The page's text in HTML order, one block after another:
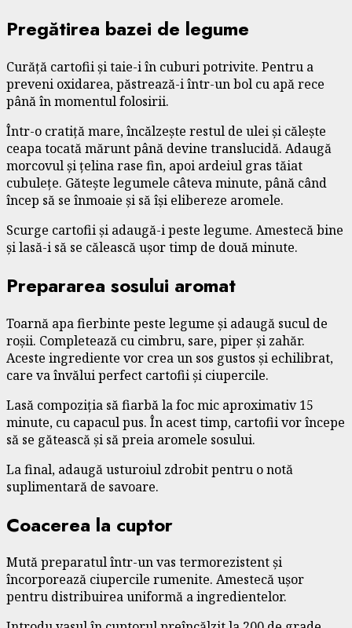
Pregătirea bazei de legume
Curăță cartofii și taie-i în cuburi potrivite. Pentru a
preveni oxidarea, păstrează-i într-un bol cu apă rece
până în momentul folosirii.
Într-o cratiță mare, încălzește restul de ulei și călește
ceapa tocată mărunt până devine translucidă. Adaugă
morcovul și țelina rase fin, apoi ardeiul gras tăiat
cubulețe. Gătește legumele câteva minute, până când
încep să se înmoaie și să își elibereze aromele.
Scurge cartofii și adaugă-i peste legume. Amestecă bine
și lasă-i să se călească ușor timp de două minute.
Prepararea sosului aromat
Toarnă apa fierbinte peste legume și adaugă sucul de
roșii. Completează cu cimbru, sare, piper și zahăr.
Aceste ingrediente vor crea un sos gustos și echilibrat,
care va învălui perfect cartofii și ciupercile.
Lasă compoziția să fiarbă la foc mic aproximativ 15
minute, cu capacul pus. În acest timp, cartofii vor începe
să se gătească și să preia aromele sosului.
La final, adaugă usturoiul zdrobit pentru o notă
suplimentară de savoare.
Coacerea la cuptor
Mută preparatul într-un vas termorezistent și
încorporează ciupercile rumenite. Amestecă ușor
pentru distribuirea uniformă a ingredientelor.